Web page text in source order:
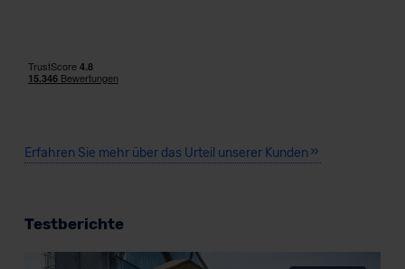
Erfahren Sie mehr über das Urteil unserer Kunden
Testberichte